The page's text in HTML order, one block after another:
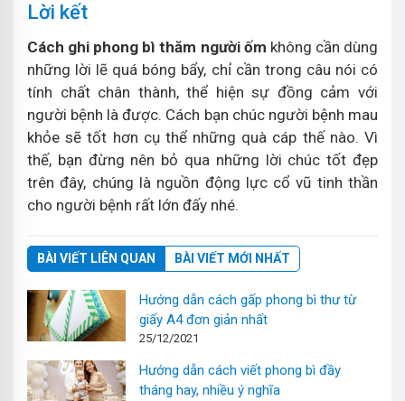
Lời kết
Cách ghi phong bì thăm người ốm không cần dùng
những lời lẽ quá bóng bẩy, chỉ cần trong câu nói có
tính chất chân thành, thể hiện sự đồng cảm với
người bệnh là được. Cách bạn chúc người bệnh mau
khỏe sẽ tốt hơn cụ thể những quà cáp thế nào. Vì
thế, bạn đừng nên bỏ qua những lời chúc tốt đẹp
trên đây, chúng là nguồn động lực cổ vũ tinh thần
cho người bệnh rất lớn đấy nhé.
BÀI VIẾT LIÊN QUAN BÀI VIẾT MỚI NHẤT
Hướng dẫn cách gấp phong bì thư từ
giấy A4 đơn giản nhất
25/12/2021
Hướng dẫn cách viết phong bì đầy
tháng hay, nhiều ý nghĩa